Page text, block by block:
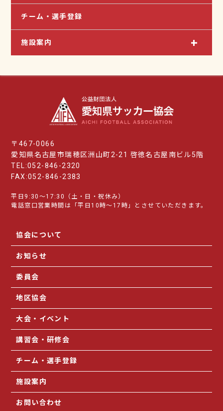
チーム・選手登録
施設案内
〒467-0066
愛知県名古屋市瑞穂区洲山町2-21 啓徳名古屋南ビル5階
TEL:052-846-2320
FAX:052-846-2383
平日9:30～17:30（土・日・祝休み）
電話窓口営業時間は「平日10時～17時」とさせていただきます。
協会について
お知らせ
委員会
地区協会
大会・イベント
講習会・研修会
チーム・選手登録
施設案内
お問い合わせ